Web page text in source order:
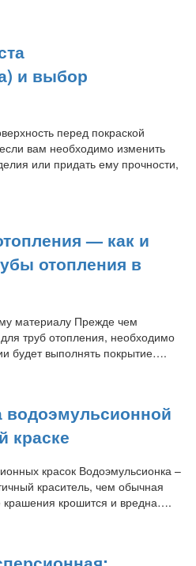
и выбор
перед покраской
вам необходимо изменить
или придать ему прочности,
— как и
отопления в
материалу Прежде чем
труб отопления, необходимо
будет выполнять покрытие….
водоэмульсионной
краске
красок Водоэмульсионка –
краситель, чем обычная
крашения крошится и вредна….